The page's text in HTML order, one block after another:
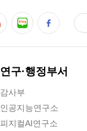
연구·행정부서
감사부
인공지능연구소
피지컬AI연구소